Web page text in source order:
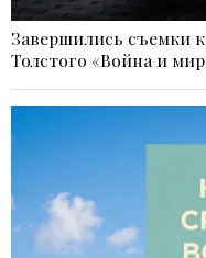
Завершились съемки
Толстого «Война и